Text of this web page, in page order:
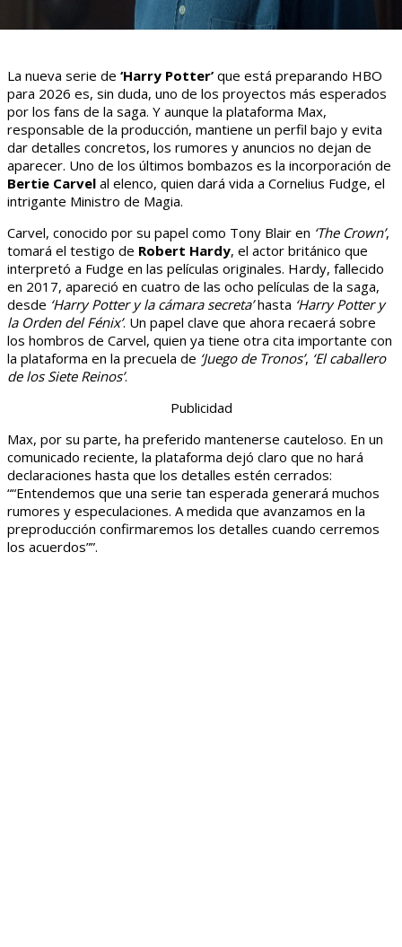
La nueva serie de ‘Harry Potter’ que está preparando HBO
para 2026 es, sin duda, uno de los proyectos más esperados
por los fans de la saga. Y aunque la plataforma Max,
responsable de la producción, mantiene un perfil bajo y evita
dar detalles concretos, los rumores y anuncios no dejan de
aparecer. Uno de los últimos bombazos es la incorporación de
Bertie Carvel al elenco, quien dará vida a Cornelius Fudge, el
intrigante Ministro de Magia.
Carvel, conocido por su papel como Tony Blair en ‘The Crown’,
tomará el testigo de Robert Hardy, el actor británico que
interpretó a Fudge en las películas originales. Hardy, fallecido
en 2017, apareció en cuatro de las ocho películas de la saga,
desde ‘Harry Potter y la cámara secreta’hasta ‘Harry Potter y
la Orden del Fénix’. Un papel clave que ahora recaerá sobre
los hombros de Carvel, quien ya tiene otra cita importante con
la plataforma en la precuela de ‘Juego de Tronos’, ‘El caballero
de los Siete Reinos’.
Publicidad
Max, por su parte, ha preferido mantenerse cauteloso. En un
comunicado reciente, la plataforma dejó claro que no hará
declaraciones hasta que los detalles estén cerrados:
“Entendemos que una serie tan esperada generará muchos
rumores y especulaciones. A medida que avanzamos en la
preproducción confirmaremos los detalles cuando cerremos
los acuerdos” .